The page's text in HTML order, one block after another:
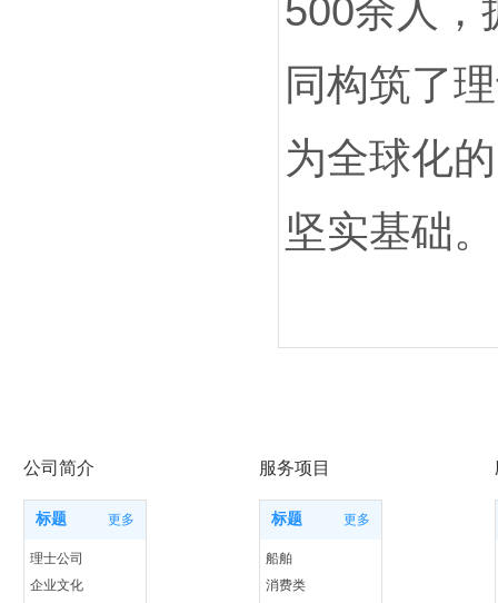
500余人，
同构筑了
为全球化
坚实基础。
标题 更多
理士公司
企业文化
标题 更多
船舶
消费类
公司简介 服务项目